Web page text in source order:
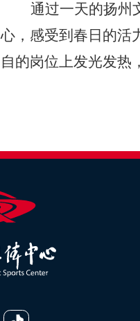
通过一天的扬州
心，感受到春日的活
自的岗位上发光发热